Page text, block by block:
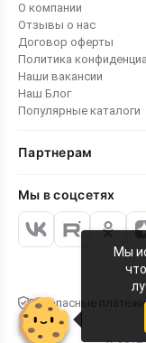
О компании
Отзывы о нас
Договор оферты
Политика
Наши вакансии
Наш Блог
Популярные каталоги
Партнерам
Мы в соцсетях
Безопасные платежи
Мы